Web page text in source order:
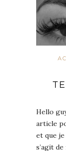
Hello
article
et que je
s’agit